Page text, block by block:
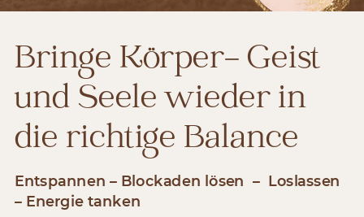
Bringe Körper- Geist
und Seele wieder in
die richtige Balance
Entspannen – Blockaden lösen – Loslassen
– Energie tanken